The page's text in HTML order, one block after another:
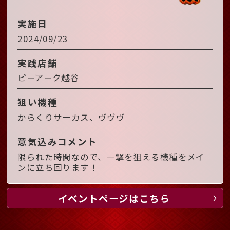
実施日
2024/09/23
実践店舗
ピーアーク越谷
狙い機種
からくりサーカス、ヴヴヴ
意気込みコメント
限られた時間なので、一撃を狙える機種をメイ
ンに立ち回ります！
イベントページはこちら